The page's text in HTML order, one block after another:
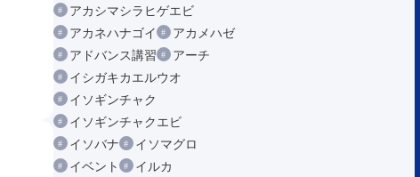
アカシマシラヒゲエビ
アカネハナゴイ
アカメハゼ
アドバンス講習
アーチ
イシガキカエルウオ
イソギンチャク
イソギンチャクエビ
イソバナ
イソマグロ
イベント
イルカ